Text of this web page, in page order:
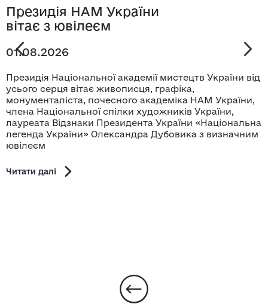
Президія НАМ України
вітає з ювілеєм
01.08.2026
Президія Національної академії мистецтв України від
усього серця вітає живописця, графіка,
монументаліста, почесного академіка НАМ України,
члена Національної спілки художників України,
лауреата Відзнаки Президента України «Національна
легенда України» Олександра Дубовика з визначним
ювілеєм
Читати далі